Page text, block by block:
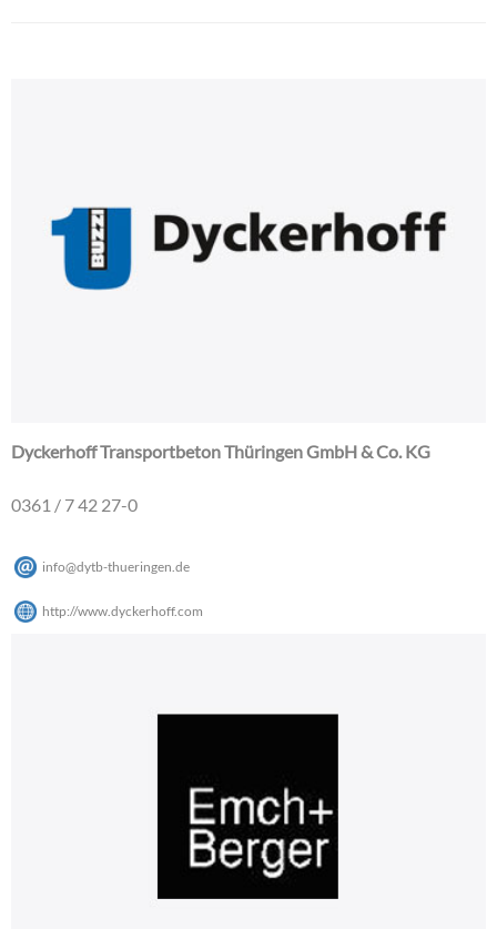
Dyckerhoff Transportbeton Thüringen GmbH & Co. KG
0361 / 7 42 27-0
info@dytb-thueringen de
http://www.dyckerhoff.com